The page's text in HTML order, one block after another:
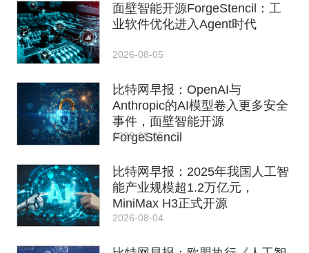
面壁智能开源ForgeStencil：工
业软件优化进入Agent时代
2026-08-05
比特网早报：OpenAI与
Anthropic的AI模型卷入更多安全
事件，面壁智能开源
ForgeStencil
2026-08-05
比特网早报：2025年我国人工智
能产业规模超1.2万亿元，
MiniMax H3正式开源
2026-08-04